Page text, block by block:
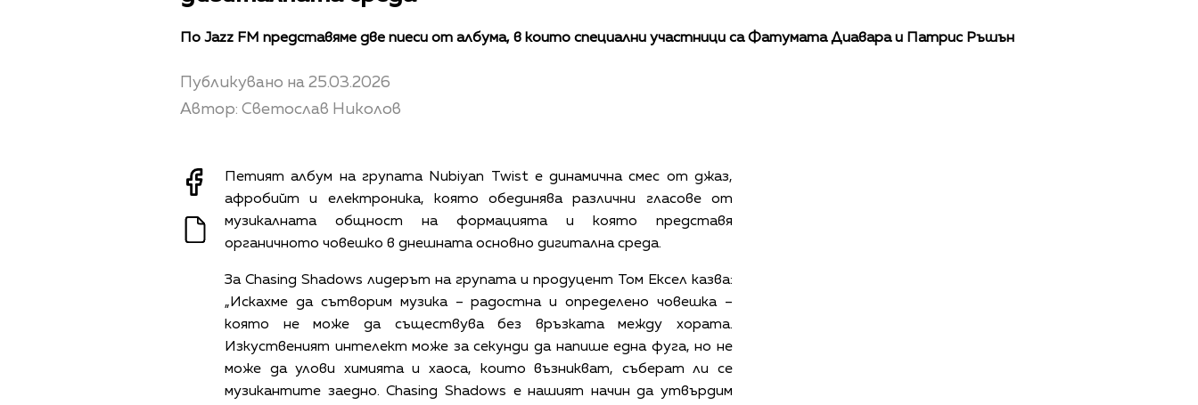
По Jazz FM представяме две пиеси от албума, в които специални участници са Фатумата Диавара и Патрис Ръшън
Публикувано на 25.03.2026
Автор: Светослав Николов
Петият албум на групата Nubiyan Twist е динамична смес от джаз,
афробийт и електроника, която обединява различни гласове от
музикалната общност на формацията и която представя
органичното човешко в днешната основно дигитална среда.
За Chasing Shadows лидерът на групата и продуцент Том Ексел казва:
„Искахме да сътворим музика – радостна и определено човешка –
която не може да съществува без връзката между хората.
Изкуственият интелект може за секунди да напише една фуга, но не
може да улови химията и хаоса, които възникват, съберат ли се
музикантите заедно. Chasing Shadows е нашият начин да утвърдим